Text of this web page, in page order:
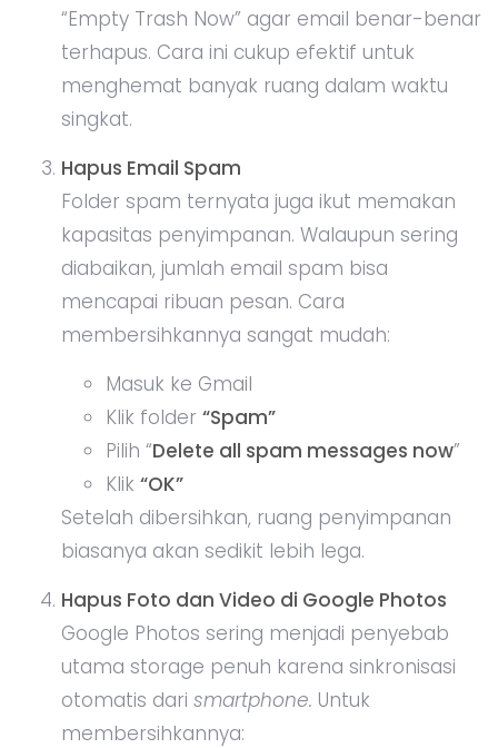
“Empty Trash Now” agar email benar-benar
terhapus. Cara ini cukup efektif untuk
menghemat banyak ruang dalam waktu
singkat.
Hapus Email Spam
Folder spam ternyata juga ikut memakan
kapasitas penyimpanan. Walaupun sering
diabaikan, jumlah email spam bisa
mencapai ribuan pesan. Cara
membersihkannya sangat mudah:
Masuk ke Gmail
Klik folder “Spam”
Pilih “Delete all spam messages now”
Klik “OK”
Setelah dibersihkan, ruang penyimpanan
biasanya akan sedikit lebih lega.
Hapus Foto dan Video di Google Photos
Google Photos sering menjadi penyebab
utama storage penuh karena sinkronisasi
otomatis dari smartphone. Untuk
membersihkannya: